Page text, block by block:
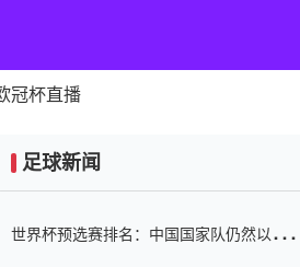
冠杯直播
足球新闻
世界杯预选赛排名：中国国家队仍然以6分